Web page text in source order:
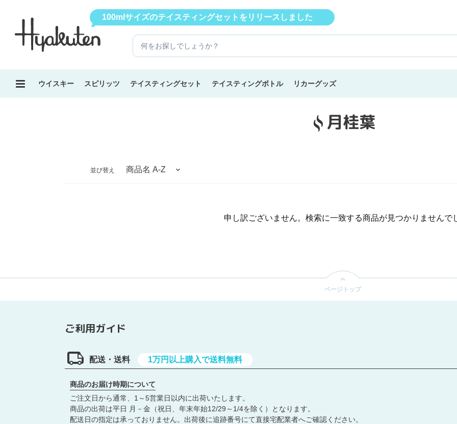
100mlサイズのテイスティングセットをリリースしました
ウイスキー スピリッツ テイスティングセット テイスティングボトル リカーグッズ
コ
ン
月桂葉
並び替え
申し訳ございません。検索に一致する商品が見つかりませんで
ページトップ
ご利用ガイド
配送・送料 1万円以上購入で送料無料
商品のお届け時期について
ご注文日から通常、1～5営業日以内に出荷いたします。
商品の出荷は平日 月－金（祝日、年末年始12/29～1/4を除く）となります。
配送日の指定は承っておりません。出荷後に追跡番号にて直接宅配業者へご確認ください。